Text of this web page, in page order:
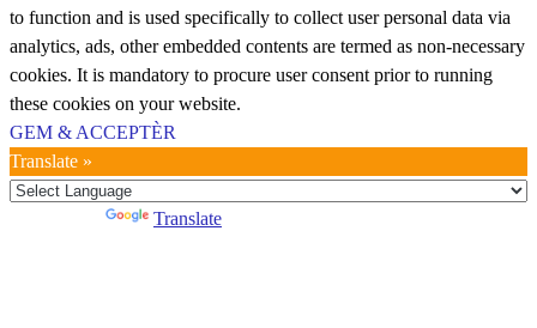
to function and is used specifically to collect user personal data via
analytics, ads, other embedded contents are termed as non-necessary
cookies. It is mandatory to procure user consent prior to running
these cookies on your website.
GEM & ACCEPTÈR
Translate »
Translate